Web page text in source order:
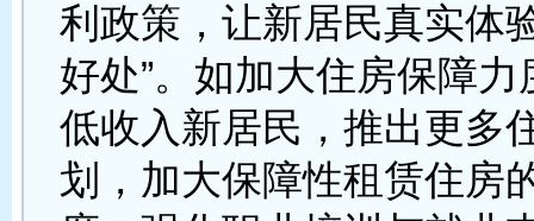
利政策，让新居民真实体
好处”。如加大住房保障力
低收入新居民，推出更多
划，加大保障性租赁住房